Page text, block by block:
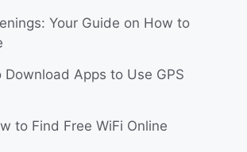
Your Guide on How to
Download Apps to Use GPS
to Find Free WiFi Online